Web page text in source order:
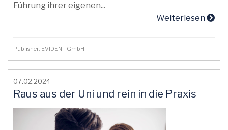
Führung ihrer eigenen...
Weiterlesen
Publisher: EVIDENT GmbH
07.02.2024
Raus aus der Uni und rein in die Praxis